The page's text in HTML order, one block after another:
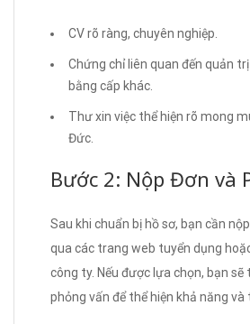
CV rõ ràng, chuyên nghiệp.
Chứng chỉ liên quan đến quản
bằng cấp khác.
Thư xin việc thể hiện rõ mong
Đức.
Bước 2: Nộp Đơn và
Sau khi chuẩn bị hồ sơ, bạn cần
qua các trang web tuyển dụng
công ty. Nếu được lựa chọn, bạn sẽ
phỏng vấn để thể hiện khả năng và